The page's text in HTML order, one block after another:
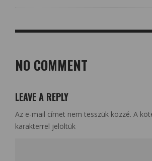
NO COMMENT
LEAVE A REPLY
Az e-mail címet nem tesszük közzé. A
karakterrel jelöltük